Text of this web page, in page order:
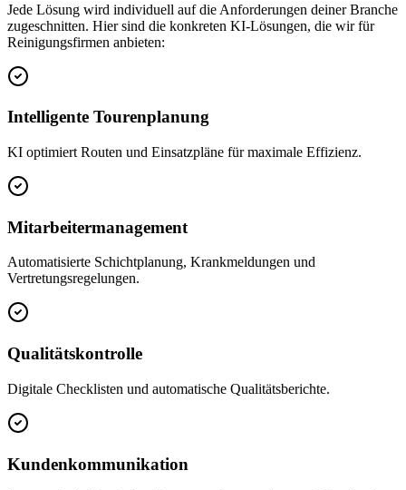
Jede Lösung wird individuell auf die Anforderungen deiner Branche
zugeschnitten. Hier sind die konkreten KI-Lösungen, die wir für
Reinigungsfirmen anbieten:
Intelligente Tourenplanung
KI optimiert Routen und Einsatzpläne für maximale Effizienz.
Mitarbeitermanagement
Automatisierte Schichtplanung, Krankmeldungen und
Vertretungsregelungen.
Qualitätskontrolle
Digitale Checklisten und automatische Qualitätsberichte.
Kundenkommunikation